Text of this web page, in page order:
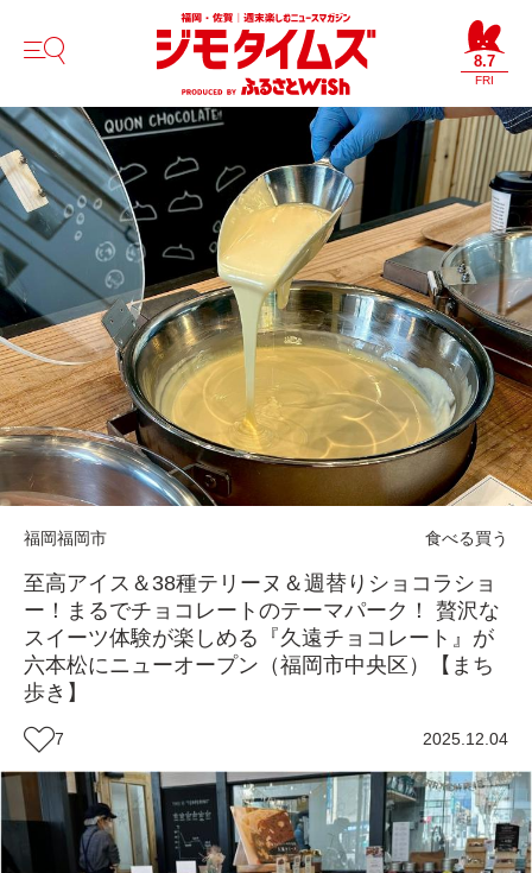
8.7
FRI
福岡福岡市 食べる買う
至高アイス＆38種テリーヌ＆週替りショコラショ
ー！まるでチョコレートのテーマパーク！ 贅沢な
スイーツ体験が楽しめる『久遠チョコレート』が
六本松にニューオープン（福岡市中央区）【まち
歩き】
7 2025.12.04